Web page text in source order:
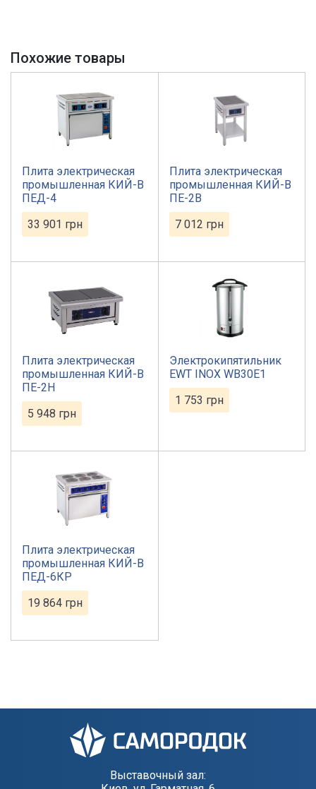
Похожие товары
Плита электрическая
промышленная КИЙ-В
ПЕД-4
33 901 грн
Плита электрическая
промышленная КИЙ-В
ПЕ-2В
7 012 грн
Плита электрическая
промышленная КИЙ-В
ПЕ-2Н
5 948 грн
Электрокипятильник
EWT INOX WB30E1
1 753 грн
Плита электрическая
промышленная КИЙ-В
ПЕД-6КР
19 864 грн
Выставочный зал: